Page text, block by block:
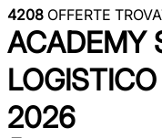
4208 OFFERTE
ACADEMY
2026